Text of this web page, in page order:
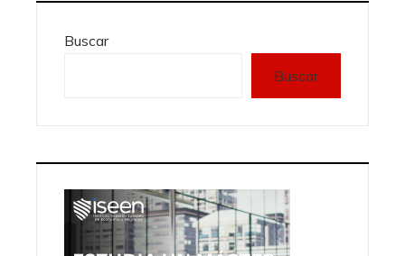
Buscar
Buscar